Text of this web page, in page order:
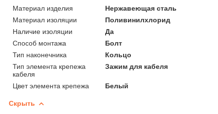
Материал изделия
Нержавеющая сталь
Материал изоляции
Поливинилхлорид
Наличие изоляции
Да
Способ монтажа
Болт
Тип наконечника
Кольцо
Тип элемента крепежа
кабеля
Зажим для кабеля
Цвет элемента крепежа Белый
Скрыть